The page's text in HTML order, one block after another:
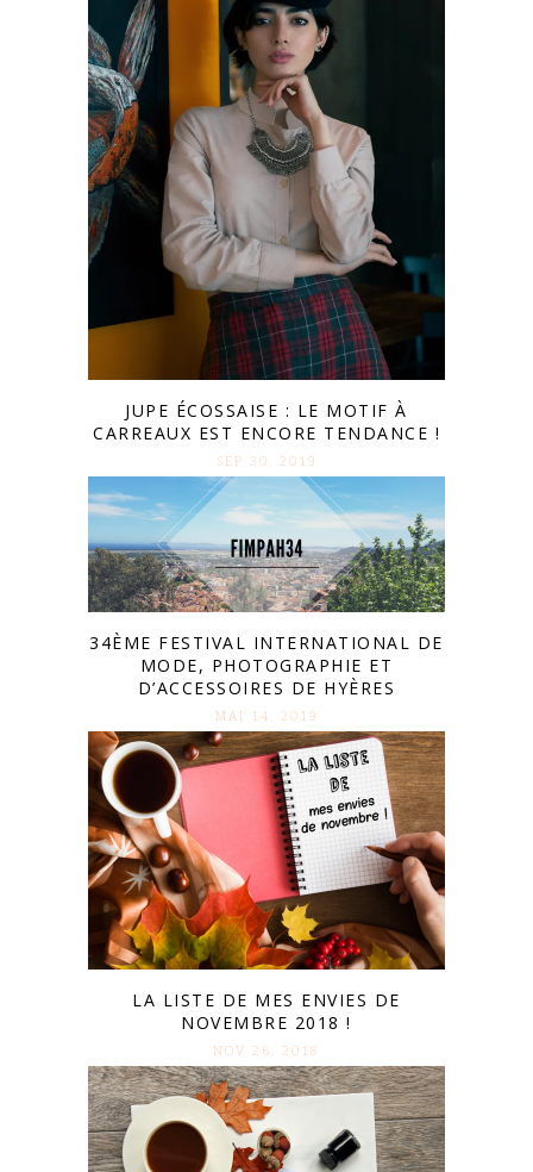
JUPE ÉCOSSAISE : LE MOTIF À
CARREAUX EST ENCORE TENDANCE !
SEP 30. 2019
34ÈME FESTIVAL INTERNATIONAL DE
MODE, PHOTOGRAPHIE ET
D’ACCESSOIRES DE HYÈRES
MAI 14. 2019
LA LISTE DE MES ENVIES DE
NOVEMBRE 2018 !
NOV 26. 2018